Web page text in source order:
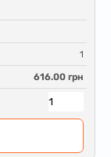
1
616.00 грн